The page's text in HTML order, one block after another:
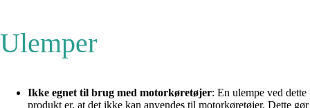
Ulemper
Ikke egnet til brug med motorkøretøjer: En ulempe ved dette
produkt er, at det ikke kan anvendes til motorkøretøjer. Dette gør